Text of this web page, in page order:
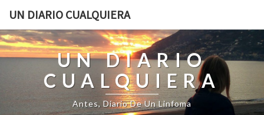
UN DIARIO CUALQUIERA
UN DIARIO
CUALQUIERA
Antes, Diario De Un Linfoma